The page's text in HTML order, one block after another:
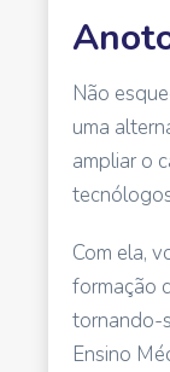
Não
uma
ampliar o
Com ela,
formação
tornando-
Ensino